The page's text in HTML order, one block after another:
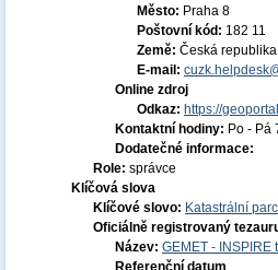
Město: Praha 8
Poštovní kód: 182 11
Země: Česká republika
E-mail:
Online zdroj
Odkaz: https://
Kontaktní hodiny: Po - Pá
Dodatečné informace:
Role: správce
Klíčová slova
Klíčové slovo: Katastrální
Oficiálně registrovaný
Název: GEMET - INSPIRE
Referenční datum